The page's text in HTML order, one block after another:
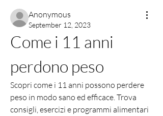
Anonymous
September 12, 2023
Come i 11 anni
perdono peso
Scopri come i 11 anni possono perdere
peso in modo sano ed efficace. Trova
consigli, esercizi e programmi alimentari